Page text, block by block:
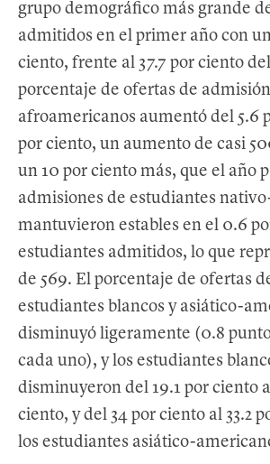
grupo demográfico más grande
admitidos en el primer año con
ciento, frente al 37.7 por ciento
porcentaje de ofertas de
afroamericanos aumentó del 5.6
por ciento, un aumento de casi
un 10 por ciento más, que el año
admisiones de estudiantes
mantuvieron estables en el 0.6
estudiantes admitidos, lo que
de 569. El porcentaje de ofertas
estudiantes blancos y asiático-
disminuyó ligeramente (0.8
cada uno), y los estudiantes
disminuyeron del 19.1 por ciento
ciento, y del 34 por ciento al 33.2
los estudiantes asiático-